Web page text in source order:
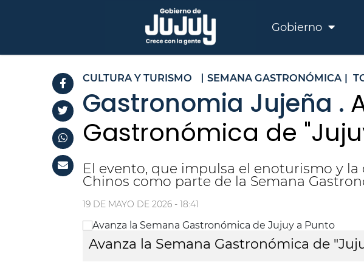
Gobierno
CULTURA Y TURISMO SEMANA GASTRONÓMICA |
Gastronomia Jujeña .
Gastronómica de
El evento, que impulsa el enoturismo y
Chinos como parte de la Semana
19 DE MAYO DE 2026 - 18:41
Avanza la Semana Gastronómica de